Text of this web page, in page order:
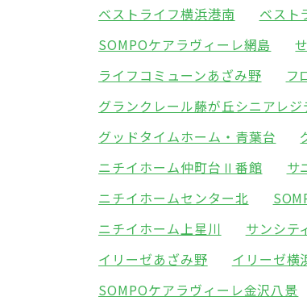
ベストライフ横浜港南
ベスト
SOMPOケアラヴィーレ網島
ライフコミューンあざみ野
フ
グランクレール藤が丘シニアレジ
グッドタイムホーム・青葉台
ニチイホーム仲町台Ⅱ番館
サ
ニチイホームセンター北
ニチイホーム上星川
サンシテ
イリーゼあざみ野
イリーゼ横
SOMPOケアラヴィーレ金沢八景